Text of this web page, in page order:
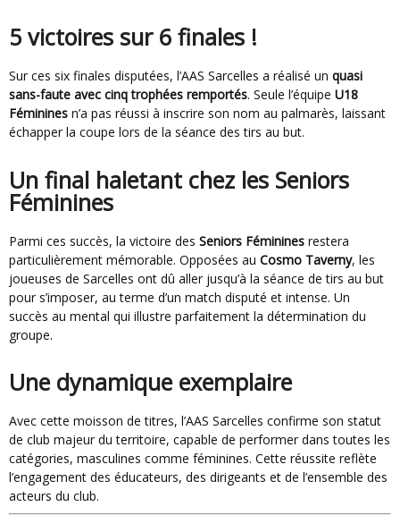
5 victoires sur 6 finales !
Sur ces six finales disputées, l’AAS Sarcelles a réalisé un quasi
sans-faute avec cinq trophées remportés. Seule l’équipe U18
Féminines n’a pas réussi à inscrire son nom au palmarès, laissant
échapper la coupe lors de la séance des tirs au but.
Un final haletant chez les Seniors
Féminines
Parmi ces succès, la victoire des Seniors Féminines restera
particulièrement mémorable. Opposées au Cosmo Taverny, les
joueuses de Sarcelles ont dû aller jusqu’à la séance de tirs au but
pour s’imposer, au terme d’un match disputé et intense. Un
succès au mental qui illustre parfaitement la détermination du
groupe.
Une dynamique exemplaire
Avec cette moisson de titres, l’AAS Sarcelles confirme son statut
de club majeur du territoire, capable de performer dans toutes les
catégories, masculines comme féminines. Cette réussite reflète
l’engagement des éducateurs, des dirigeants et de l’ensemble des
acteurs du club.